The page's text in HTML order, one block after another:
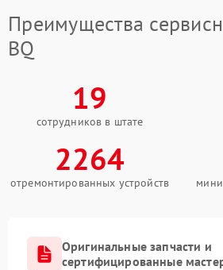
Преимущества
BQ
19
сотрудников в штате
2264
отремонтированных устройств
Оригинальные запчасти и
сертифицированные